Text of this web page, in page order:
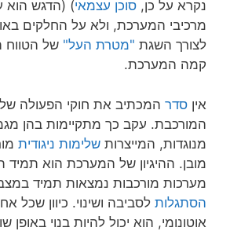
נקרא על כן, סוכן עצמאי) (הדגש הוא
מרכיבי המערכת, ולא על החלקים
לצורך השגת "מטרת העל" של הטווח
קמה המערכת.
אין סדר המכתיב את חוקי הפעולה
המורכבת. עקב כך מתקיימות בהן
מנוגדות, המייצרות שלימות ניגודית
מובן. ההיגיון של המערכת הוא תמיד
מערכות מורכבות נמצאות תמיד
הסתגלות לסביבה ושינוי. כיוון שכל
אוטונומי, הוא יכול להיות בנוי